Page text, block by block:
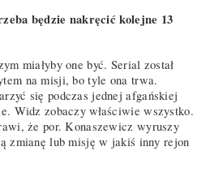
będzie nakręcić kolejne 13
miałyby one być. Serial został
na misji, bo tyle ona trwa.
się podczas jednej afgańskiej
Widz zobaczy właściwie wszystko.
że por. Konaszewicz wyruszy
zmianę lub misję w jakiś inny rejon